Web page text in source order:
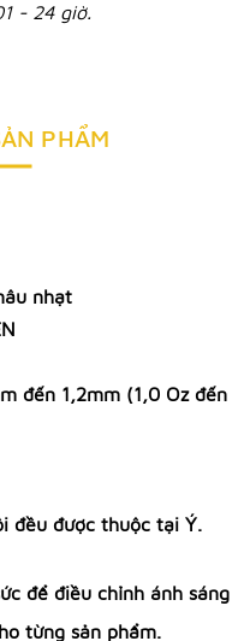
- 24 giờ.
PHẨM
nhạt
đến 1,2mm (1,0 Oz đến
đều được thuộc tại Ý.
để điều chỉnh ánh sáng
từng sản phẩm.